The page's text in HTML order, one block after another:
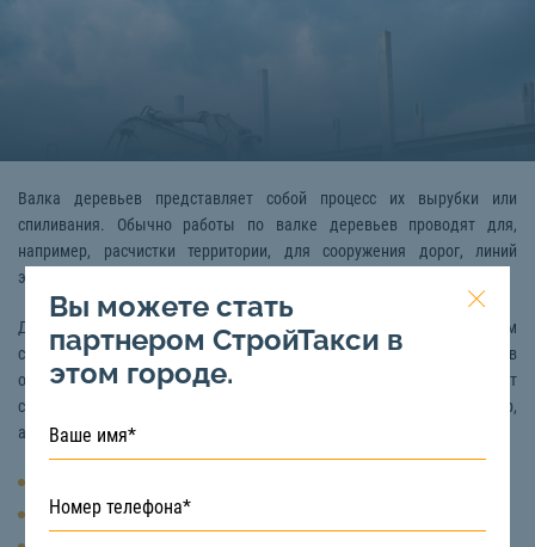
Валка деревьев представляет собой процесс их вырубки или
спиливания. Обычно работы по валке деревьев проводят для,
например, расчистки территории, для сооружения дорог, линий
электропередач и так далее.
Данные работы принято выполнять вручную или механизированным
способом. Второй вариант подразумевает, что валка деревьев
осуществляется техникой, которая облегчает процесс, помогает
сохранить силы, а главное - обеспечить безопасность. Например,
активно используют:
Экскаватор
Вы можете стать
партнером СтройТакси в
этом городе.